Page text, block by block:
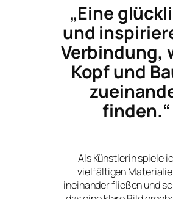
„Eine
und
Verbindung,
Kopf und
finden.“
Als Künstlerin spiele
vielfältigen
ineinander fließen und